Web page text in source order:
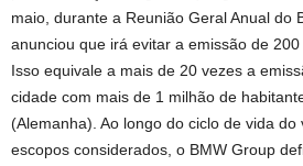
maio, durante a Reunião Geral Anual do
anunciou que irá evitar a emissão de
Isso equivale a mais de 20 vezes a
cidade com mais de 1 milhão de
(Alemanha). Ao longo do ciclo de vida
escopos considerados, o BMW Group